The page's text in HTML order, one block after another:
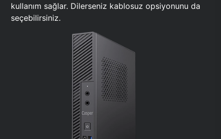
kullanım sağlar. Dilerseniz kablosuz opsiyonunu da
seçebilirsiniz.